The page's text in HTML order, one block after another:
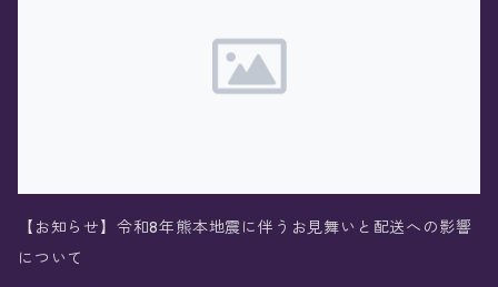
【お知らせ】令和8年熊本地震に伴うお見舞いと配送への影響
について